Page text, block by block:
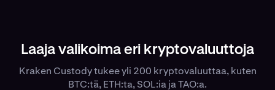
Laaja valikoima eri kryptovaluuttoja
Kraken Custody tukee yli 200 kryptovaluuttaa, kuten
BTC:tä, ETH:ta, SOL:ia ja TAO:a.